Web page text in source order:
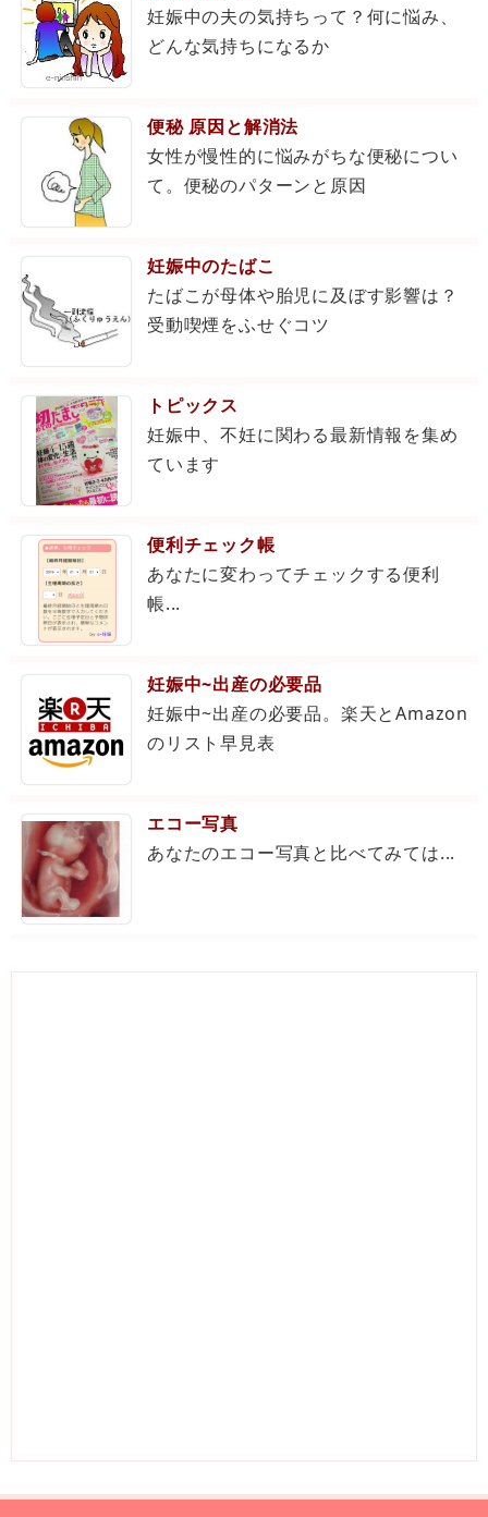
妊娠中の夫の気持ちって？何に悩み、
どんな気持ちになるか
便秘 原因と解消法
女性が慢性的に悩みがちな便秘につい
て。便秘のパターンと原因
妊娠中のたばこ
たばこが母体や胎児に及ぼす影響は？
受動喫煙をふせぐコツ
トピックス
妊娠中、不妊に関わる最新情報を集め
ています
便利チェック帳
あなたに変わってチェックする便利
帳...
妊娠中~出産の必要品
妊娠中~出産の必要品。楽天とAmazon
のリスト早見表
エコー写真
あなたのエコー写真と比べてみては...